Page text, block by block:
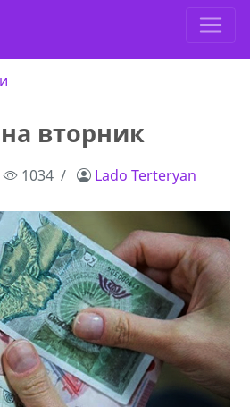
вторник
1034 Lado Terteryan